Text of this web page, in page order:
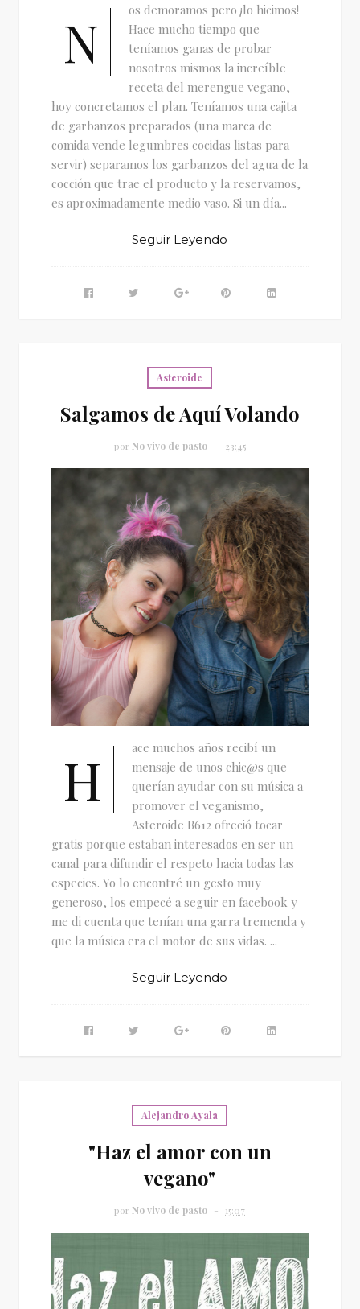
N
os demoramos pero ¡lo hicimos!
Hace mucho tiempo que
teníamos ganas de probar
nosotros mismos la increíble
receta del merengue vegano,
hoy concretamos el plan. Teníamos una cajita
de garbanzos preparados (una marca de
comida vende legumbres cocidas listas para
servir) separamos los garbanzos del agua de la
cocción que trae el producto y la reservamos,
es aproximadamente medio vaso. Si un día...
Seguir Leyendo
Asteroide
Salgamos de Aquí Volando
por No vivo de pasto 23:45
H
ace muchos años recibí un
mensaje de unos chic@s que
querían ayudar con su música a
promover el veganismo,
Asteroide B612 ofreció tocar
gratis porque estaban interesados en ser un
canal para difundir el respeto hacia todas las
especies. Yo lo encontré un gesto muy
generoso, los empecé a seguir en facebook y
me di cuenta que tenían una garra tremenda y
que la música era el motor de sus vidas. ...
Seguir Leyendo
Alejandro Ayala
"Haz el amor con un
vegano"
por No vivo de pasto 15:07